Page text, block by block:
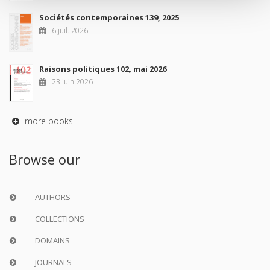
Sociétés contemporaines 139, 2025
6 juil. 2026
Raisons politiques 102, mai 2026
23 juin 2026
more books
Browse our
AUTHORS
COLLECTIONS
DOMAINS
JOURNALS